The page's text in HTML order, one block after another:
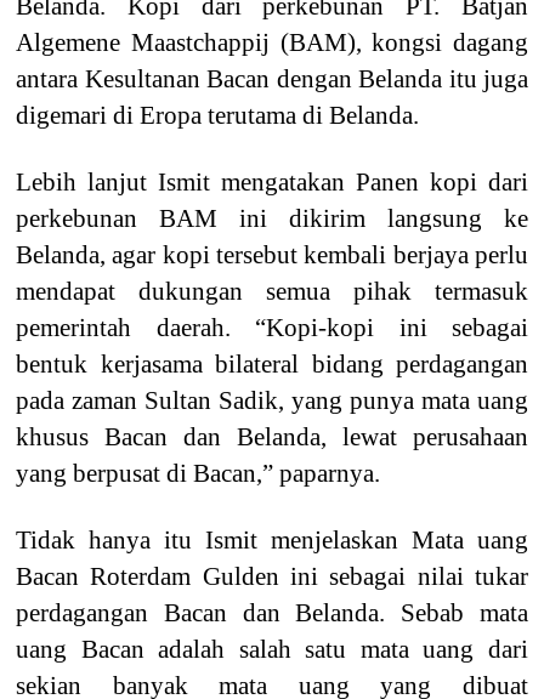
Belanda. Kopi dari perkebunan PT. Batjan
Algemene Maastchappij (BAM), kongsi dagang
antara Kesultanan Bacan dengan Belanda itu juga
digemari di Eropa terutama di Belanda.
Lebih lanjut Ismit mengatakan Panen kopi dari
perkebunan BAM ini dikirim langsung ke
Belanda, agar kopi tersebut kembali berjaya perlu
mendapat dukungan semua pihak termasuk
pemerintah daerah. “Kopi-kopi ini sebagai
bentuk kerjasama bilateral bidang perdagangan
pada zaman Sultan Sadik, yang punya mata uang
khusus Bacan dan Belanda, lewat perusahaan
yang berpusat di Bacan,” paparnya.
Tidak hanya itu Ismit menjelaskan Mata uang
Bacan Roterdam Gulden ini sebagai nilai tukar
perdagangan Bacan dan Belanda. Sebab mata
uang Bacan adalah salah satu mata uang dari
sekian banyak mata uang yang dibuat